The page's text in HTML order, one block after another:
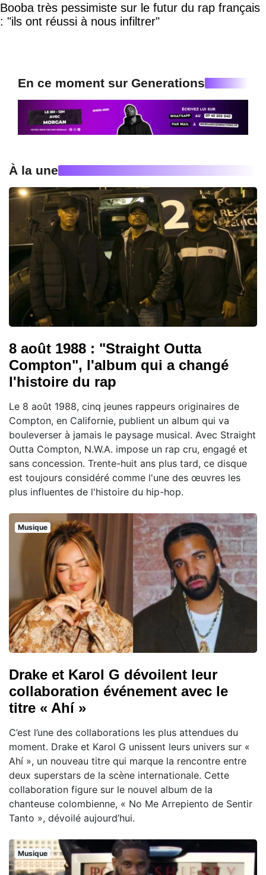
Booba très pessimiste sur le futur du rap français
: "ils ont réussi à nous infiltrer"
En ce moment sur Generations
À la une
8 août 1988 : "Straight Outta
Compton", l'album qui a changé
l'histoire du rap
Le 8 août 1988, cinq jeunes rappeurs originaires de
Compton, en Californie, publient un album qui va
bouleverser à jamais le paysage musical. Avec Straight
Outta Compton, N.W.A. impose un rap cru, engagé et
sans concession. Trente-huit ans plus tard, ce disque
est toujours considéré comme l'une des œuvres les
plus influentes de l'histoire du hip-hop.
Musique
Drake et Karol G dévoilent leur
collaboration événement avec le
titre « Ahí »
C’est l’une des collaborations les plus attendues du
moment. Drake et Karol G unissent leurs univers sur «
Ahí », un nouveau titre qui marque la rencontre entre
deux superstars de la scène internationale. Cette
collaboration figure sur le nouvel album de la
chanteuse colombienne, « No Me Arrepiento de Sentir
Tanto », dévoilé aujourd’hui.
Musique